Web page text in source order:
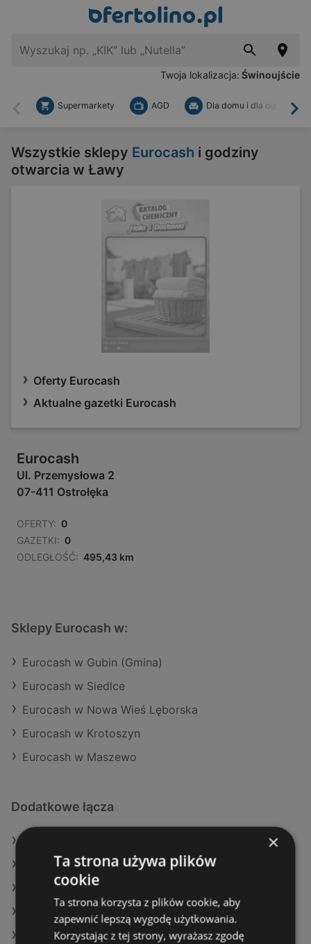
Twoja lokalizacja: Świnoujście
Wstecz
Supermarkety AGD Dla domu i dla ogrodu
Wszystkie sklepy Eurocash i godziny
otwarcia w Ławy
Oferty Eurocash
Aktualne gazetki Eurocash
Eurocash
Ul. Przemysłowa 2
07-411 Ostrołęka
OFERTY: 0
GAZETKI: 0
ODLEGŁOŚĆ: 495,43 km
Sklepy Eurocash w:
Eurocash w Gubin (Gmina)
Eurocash w Siedlce
Eurocash w Nowa Wieś Lęborska
Eurocash w Krotoszyn
Eurocash w Maszewo
Dodatkowe łącza
Oferty POLOmarket
Oferty Żabka
Aktualne gazetki Kaufland
Aktualne gazetki Dino
×
Ta strona używa plików
cookie
Ta strona korzysta z plików cookie, aby
zapewnić lepszą wygodę użytkowania.
Korzystając z tej strony, wyrażasz zgodę